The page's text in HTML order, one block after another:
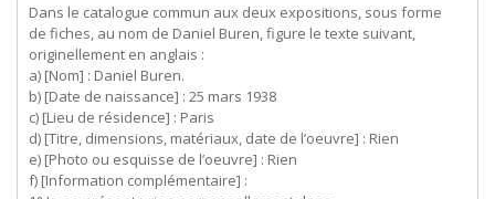
Dans le catalogue commun aux deux expositions, sous forme
de fiches, au nom de Daniel Buren, figure le texte suivant,
originellement en anglais :
a) [Nom] : Daniel Buren.
b) [Date de naissance] : 25 mars 1938
c) [Lieu de résidence] : Paris
d) [Titre, dimensions, matériaux, date de l’oeuvre] : Rien
e) [Photo ou esquisse de l’oeuvre] : Rien
f) [Information complémentaire] :